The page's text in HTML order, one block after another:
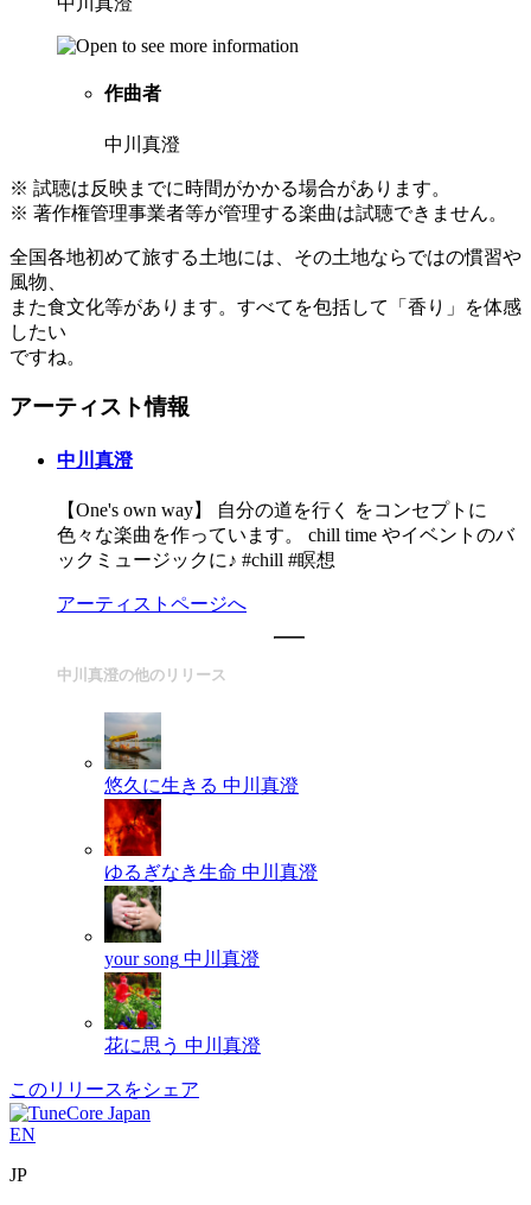
作曲者
中川真澄
※ 試聴は反映までに時間がかかる場合があります。
※ 著作権管理事業者等が管理する楽曲は試聴できません。
全国各地初めて旅する土地には、その土地ならではの慣習や
風物、
また食文化等があります。すべてを包括して「香り」を体感
したい
ですね。
アーティスト情報
中川真澄
【One's own way】 自分の道を行く をコンセプトに
色々な楽曲を作っています。 chill time やイベントのバ
ックミュージックに♪ #chill #瞑想
アーティストページへ
中川真澄の他のリリース
悠久に生きる 中川真澄
ゆるぎなき生命 中川真澄
your song 中川真澄
花に思う 中川真澄
このリリースをシェア
EN
JP